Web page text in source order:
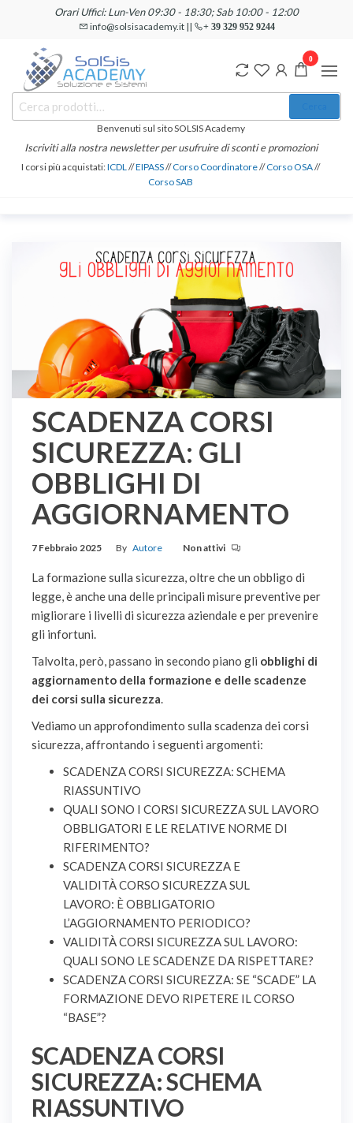
contenuto
Orari Uffici: Lun-Ven 09:30 - 18:30; Sab 10:00 - 12:00
info@solsisacademy.it || + 39 329 952 9244
SOLSIS
Academy
Corsi e
Certificazioni
Linguistiche
Benvenuti sul sito SOLSIS Academy
Iscriviti alla nostra newsletter per usufruire di sconti e promozioni
I corsi più acquistati:ICDL//EIPASS//Corso Coordinatore//Corso OSA//
Corso SAB
0
SCADENZA CORSI
SICUREZZA: GLI
OBBLIGHI DI
AGGIORNAMENTO
7 Febbraio 2025 By Autore Non attivi
La formazione sulla sicurezza, oltre che un obbligo di
legge, è anche una delle principali misure preventive per
migliorare i livelli di sicurezza aziendale e per prevenire
gli infortuni.
Talvolta, però, passano in secondo piano gli obblighi di
aggiornamento della formazione e delle scadenze
dei corsi sulla sicurezza.
Vediamo un approfondimento sulla scadenza dei corsi
sicurezza, affrontando i seguenti argomenti:
SCADENZA CORSI SICUREZZA: SCHEMA
RIASSUNTIVO
QUALI SONO I CORSI SICUREZZA SUL LAVORO
OBBLIGATORI E LE RELATIVE NORME DI
RIFERIMENTO?
SCADENZA CORSI SICUREZZA E
VALIDITÀ CORSO SICUREZZA SUL
LAVORO: È OBBLIGATORIO
L’AGGIORNAMENTO PERIODICO?
VALIDITÀ CORSI SICUREZZA SUL LAVORO:
QUALI SONO LE SCADENZE DA RISPETTARE?
SCADENZA CORSI SICUREZZA: SE “SCADE” LA
FORMAZIONE DEVO RIPETERE IL CORSO
“BASE”?
SCADENZA CORSI
SICUREZZA: SCHEMA
RIASSUNTIVO